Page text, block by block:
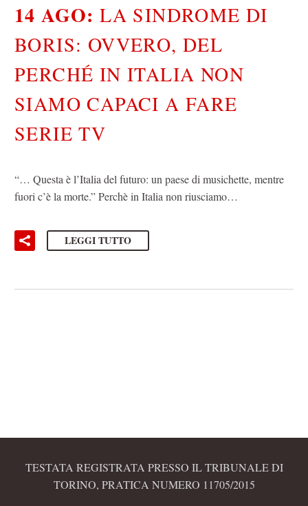
14 AGO:LA SINDROME DI
BORIS: OVVERO, DEL
PERCHÉ IN ITALIA NON
SIAMO CAPACI A FARE
SERIE TV
“… Questa è l’Italia del futuro: un paese di musichette, mentre
fuori c’è la morte.” Perchè in Italia non riusciamo…
LEGGI TUTTO
TESTATA REGISTRATA PRESSO IL TRIBUNALE DI
TORINO, PRATICA NUMERO 11705/2015